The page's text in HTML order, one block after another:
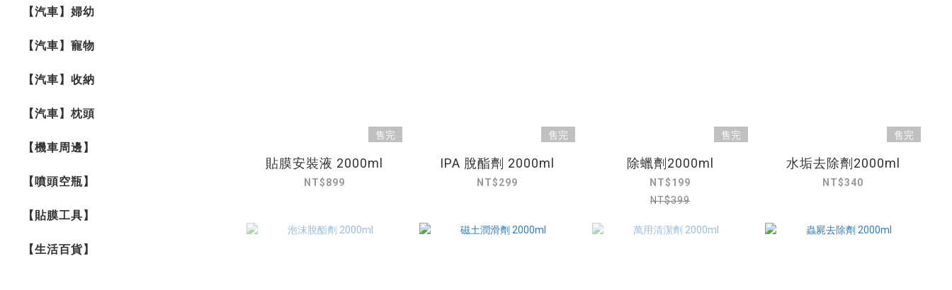
【汽車】婦幼
【汽車】寵物
【汽車】收納
【汽車】枕頭
【機車周邊】
【噴頭空瓶】
【貼膜工具】
【生活百貨】
售完
貼膜安裝液 2000ml
NT$899
售完
IPA 脫酯劑 2000ml
NT$299
售完
除蠟劑2000ml
NT$199
NT$399
售完
水垢去除劑2000ml
NT$340